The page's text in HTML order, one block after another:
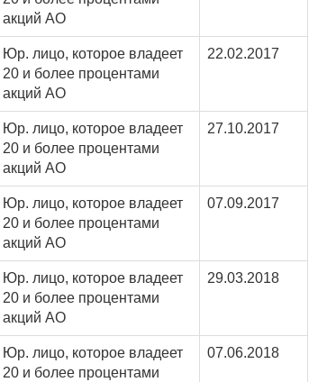
акций АО
Юр. лицо, которое владеет
20 и более процентами
акций АО
22.02.2017
Юр. лицо, которое владеет
20 и более процентами
акций АО
27.10.2017
Юр. лицо, которое владеет
20 и более процентами
акций АО
07.09.2017
Юр. лицо, которое владеет
20 и более процентами
акций АО
29.03.2018
Юр. лицо, которое владеет
20 и более процентами
07.06.2018